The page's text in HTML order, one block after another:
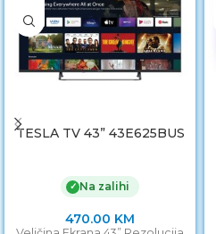
TESLA TV 43” 43E625BUS
✓ Na zalihi
470.00 KM